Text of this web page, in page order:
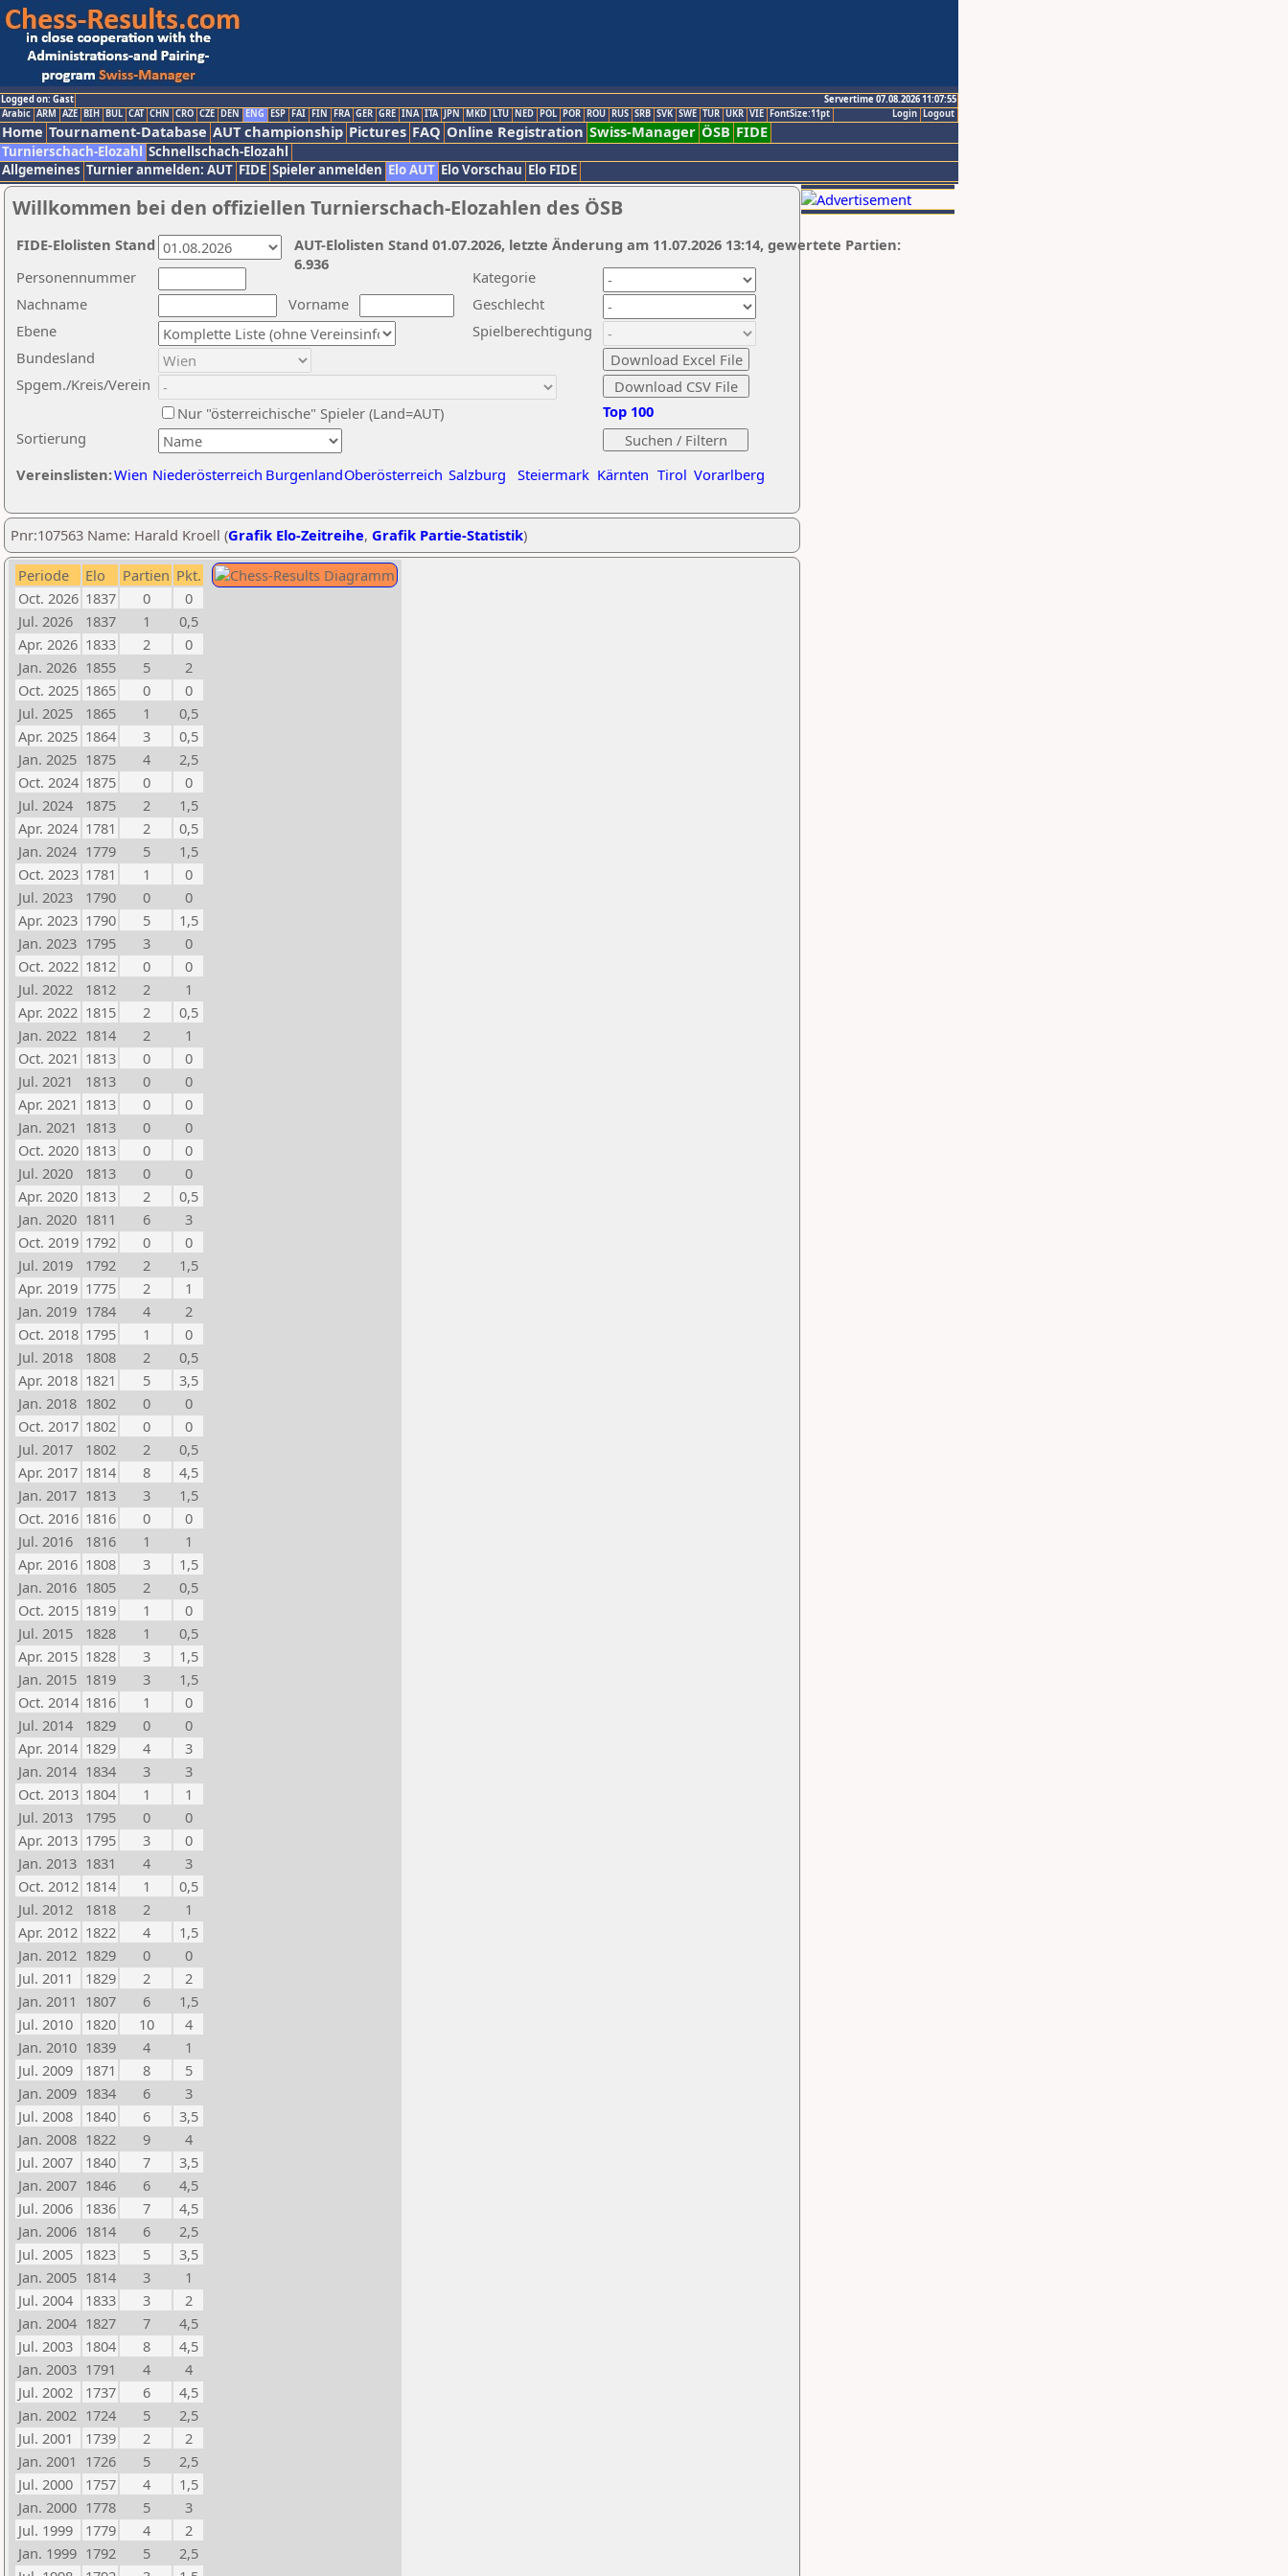
Logged on: Gast
Servertime 07.08.2026 11:07:55
Logout
Login
Arabic ARM AZE BIH BUL CAT CHN CRO CZE DEN ENG ESP FAI FIN FRA GER GRE INA ITA JPN MKD LTU NED POL POR ROU RUS SRB SVK SWE TUR UKR VIE FontSize:11pt
Home Tournament-Database AUT championship Pictures FAQ Online Registration Swiss-Manager ÖSB FIDE
Turnierschach-Elozahl Schnellschach-Elozahl
Allgemeines Turnier anmelden: AUT FIDE Spieler anmelden Elo AUT Elo Vorschau Elo FIDE
Willkommen bei den offiziellen Turnierschach-Elozahlen des ÖSB
Nachname
Vorname
Ebene
Kategorie
Sortierung
Personennummer
Bundesland
Spgem./Kreis/Verein
Geschlecht
Nur "österreichische" Spieler (Land=AUT)
Spielberechtigung
Vereinslisten:Wien Niederösterreich BurgenlandOberösterreich Salzburg Steiermark Kärnten Tirol Vorarlberg
Top 100
AUT-Elolisten Stand 01.07.2026, letzte Änderung am 11.07.2026 13:14, gewertete Partien:
6.936
FIDE-Elolisten Stand
Pnr:107563 Name: Harald Kroell (Grafik Elo-Zeitreihe, Grafik Partie-Statistik)
Periode Elo Partien Pkt.
Oct. 2026 1837 0
0
Jul. 2026
1837 1
0,5
Apr. 2026 1833 2
0
Jan. 2026 1855 5
2
Oct. 2025 1865 0
0
Jul. 2025
1865 1
0,5
Apr. 2025 1864 3
0,5
Jan. 2025 1875 4
2,5
Oct. 2024 1875 0
0
Jul. 2024
1875 2
1,5
Apr. 2024 1781 2
0,5
Jan. 2024 1779 5
1,5
Oct. 2023 1781 1
0
Jul. 2023
1790 0
0
Apr. 2023 1790 5
1,5
Jan. 2023 1795 3
0
Oct. 2022 1812 0
0
Jul. 2022
1812 2
1
Apr. 2022 1815 2
0,5
Jan. 2022 1814 2
1
Oct. 2021 1813 0
0
Jul. 2021
1813 0
0
Apr. 2021 1813 0
0
Jan. 2021 1813 0
0
Oct. 2020 1813 0
0
Jul. 2020
1813 0
0
Apr. 2020 1813 2
0,5
Jan. 2020 1811 6
3
Oct. 2019 1792 0
0
Jul. 2019
1792 2
1,5
Apr. 2019 1775 2
1
Jan. 2019 1784 4
2
Oct. 2018 1795 1
0
Jul. 2018
1808 2
0,5
Apr. 2018 1821 5
3,5
Jan. 2018 1802 0
0
Oct. 2017 1802 0
0
Jul. 2017
1802 2
0,5
Apr. 2017 1814 8
4,5
Jan. 2017 1813 3
1,5
Oct. 2016 1816 0
0
Jul. 2016
1816 1
1
Apr. 2016 1808 3
1,5
Jan. 2016 1805 2
0,5
Oct. 2015 1819 1
0
Jul. 2015
1828 1
0,5
Apr. 2015 1828 3
1,5
Jan. 2015 1819 3
1,5
Oct. 2014 1816 1
0
Jul. 2014
1829 0
0
Apr. 2014 1829 4
3
Jan. 2014 1834 3
3
Oct. 2013 1804 1
1
Jul. 2013
1795 0
0
Apr. 2013 1795 3
0
Jan. 2013 1831 4
3
Oct. 2012 1814 1
0,5
Jul. 2012
1818 2
1
Apr. 2012 1822 4
1,5
Jan. 2012 1829 0
0
Jul. 2011
1829 2
2
Jan. 2011 1807 6
1,5
Jul. 2010
1820 10
4
Jan. 2010 1839 4
1
Jul. 2009
1871 8
5
Jan. 2009 1834 6
3
Jul. 2008
1840 6
3,5
Jan. 2008 1822 9
4
Jul. 2007
1840 7
3,5
Jan. 2007 1846 6
4,5
Jul. 2006
1836 7
4,5
Jan. 2006 1814 6
2,5
Jul. 2005
1823 5
3,5
Jan. 2005 1814 3
1
Jul. 2004
1833 3
2
Jan. 2004 1827 7
4,5
Jul. 2003
1804 8
4,5
Jan. 2003 1791 4
4
Jul. 2002
1737 6
4,5
Jan. 2002 1724 5
2,5
Jul. 2001
1739 2
2
Jan. 2001 1726 5
2,5
Jul. 2000
1757 4
1,5
Jan. 2000 1778 5
3
Jul. 1999
1779 4
2
Jan. 1999 1792 5
2,5